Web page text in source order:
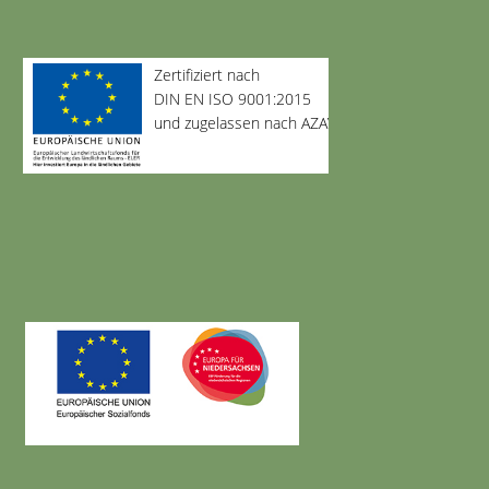
Zertifiziert nach
DIN EN ISO 9001:2015
und zugelassen nach AZAV